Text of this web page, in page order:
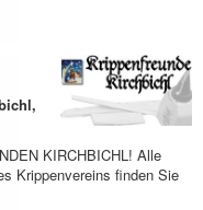
KIRCHBICHL! Alle
Krippenvereins finden Sie